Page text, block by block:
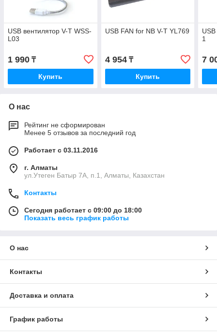
USB вентилятор V-T WSS-
L03
1 990 ₸
Купить
USB FAN for NB V-T YL769
4 954₸
Купить
1
7
О нас
Рейтинг не сформирован
Менее 5 отзывов за последний год
Работает с 03.11.2016
г. Алматы
ул.Утеген Батыр 7А, п.1, Алматы, Казахстан
Контакты
Сегодня работает с 09:00 до 18:00
Показать весь график работы
О нас
Контакты
Доставка и оплата
График работы